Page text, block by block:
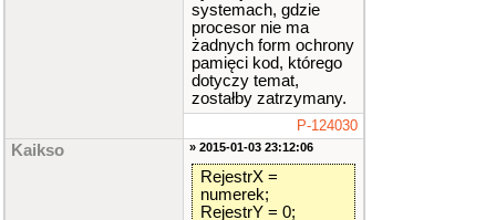
systemach, gdzie
procesor nie ma
żadnych form ochrony
pamięci kod, którego
dotyczy temat,
zostałby zatrzymany.
P-124030
Kaikso » 2015-01-03 23:12:06
RejestrX =
numerek;
RejestrY = 0;